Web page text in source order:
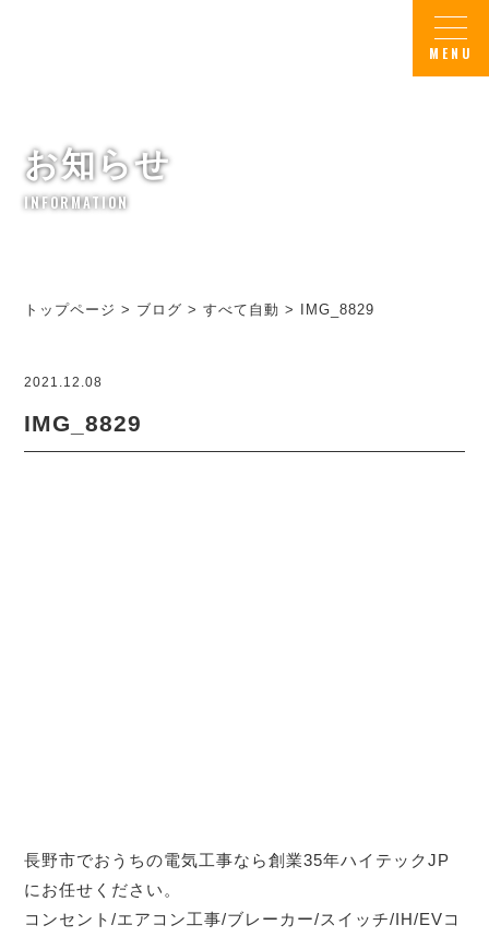
お知らせ
INFORMATION
トップページ > ブログ >すべて自動 > IMG_8829
2021.12.08
IMG_8829
長野市でおうちの電気工事なら創業35年ハイテックJP
にお任せください。
コンセント/エアコン工事/ブレーカー/スイッチ/IH/EVコ